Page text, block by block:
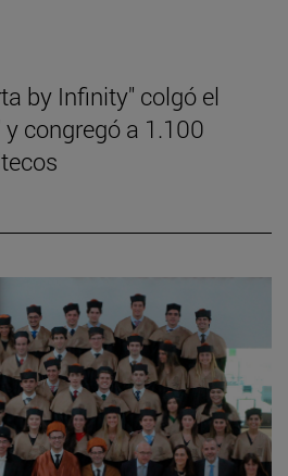
by Infinity" colgó el
y congregó a 1.100